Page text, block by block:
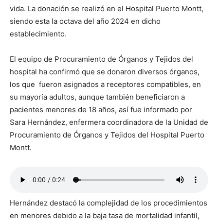
vida. La donación se realizó en el Hospital Puerto Montt,
siendo esta la octava del año 2024 en dicho
establecimiento.
El equipo de Procuramiento de Órganos y Tejidos del
hospital ha confirmó que se donaron diversos órganos,
los que fueron asignados a receptores compatibles, en
su mayoría adultos, aunque también beneficiaron a
pacientes menores de 18 años, así fue informado por
Sara Hernández, enfermera coordinadora de la Unidad de
Procuramiento de Órganos y Tejidos del Hospital Puerto
Montt.
Hernández destacó la complejidad de los procedimientos
en menores debido a la baja tasa de mortalidad infantil,